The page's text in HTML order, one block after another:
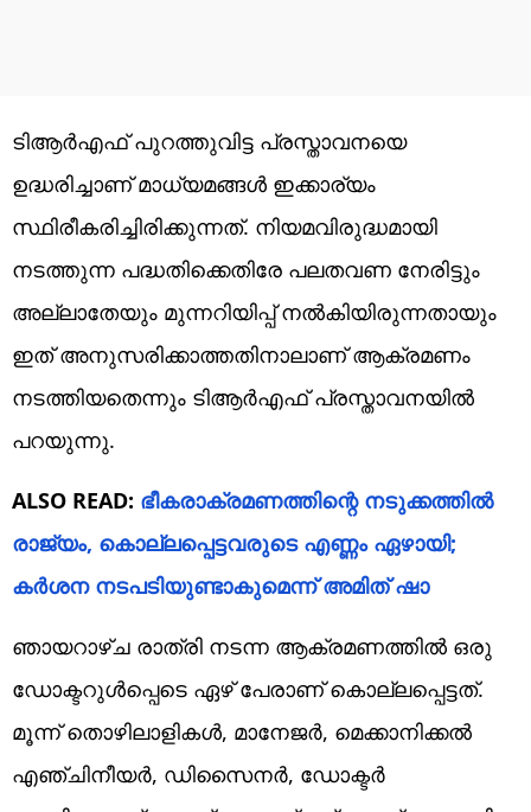
ടിആർഎഫ് പുറത്തുവിട്ട പ്രസ്താവനയെ
ഉദ്ധരിച്ചാണ് മാധ്യമങ്ങൾ ഇക്കാര്യം
സ്ഥിരീകരിച്ചിരിക്കുന്നത്. നിയമവിരുദ്ധമായി
നടത്തുന്ന പദ്ധതിക്കെതിരേ പലതവണ നേരിട്ടും
അല്ലാതേയും മുന്നറിയിപ്പ് നൽകിയിരുന്നതായും
ഇത് അനുസരിക്കാത്തതിനാലാണ് ആക്രമണം
നടത്തിയതെന്നും ടിആർഎഫ് പ്രസ്താവനയിൽ
പറയുന്നു.
ALSO READ: ഭീകരാക്രമണത്തിന്റെ നടുക്കത്തിൽ
രാജ്യം, കൊല്ലപ്പെട്ടവരുടെ എണ്ണം ഏഴായി;
കർശന നടപടിയുണ്ടാകുമെന്ന് അമിത് ഷാ
ഞായറാഴ്ച രാത്രി നടന്ന ആക്രമണത്തിൽ ഒരു
ഡോക്ടറുൾപ്പെടെ ഏഴ് പേരാണ് കൊല്ലപ്പെട്ടത്.
മൂന്ന് തൊഴിലാളികൾ, മാനേജർ, മെക്കാനിക്കൽ
എഞ്ചിനീയർ, ഡിസൈനർ, ഡോക്ടർ